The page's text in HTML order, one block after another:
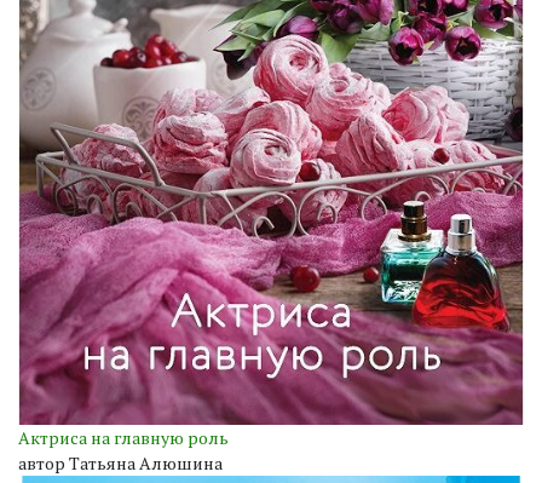
Актриса на главную роль
автор Татьяна Алюшина